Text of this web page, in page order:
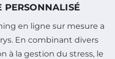
PERSONNALISÉ
en ligne sur mesure a
En combinant divers
à la gestion du stress, le